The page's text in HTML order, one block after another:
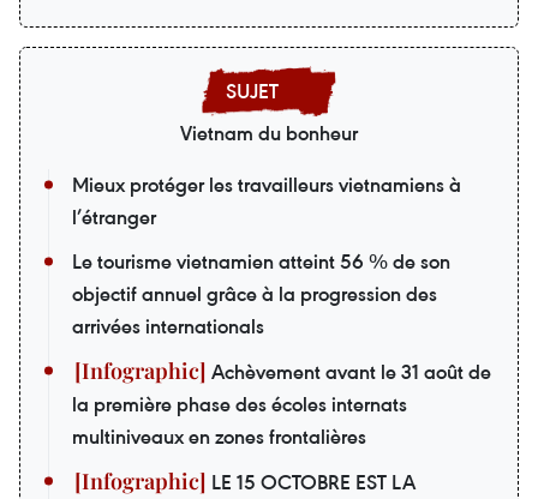
Vietnam du bonheur
Mieux protéger les travailleurs vietnamiens à
l’étranger
Le tourisme vietnamien atteint 56 % de son
objectif annuel grâce à la progression des
arrivées internationals
Achèvement avant le 31 août de
la première phase des écoles internats
multiniveaux en zones frontalières
LE 15 OCTOBRE EST LA